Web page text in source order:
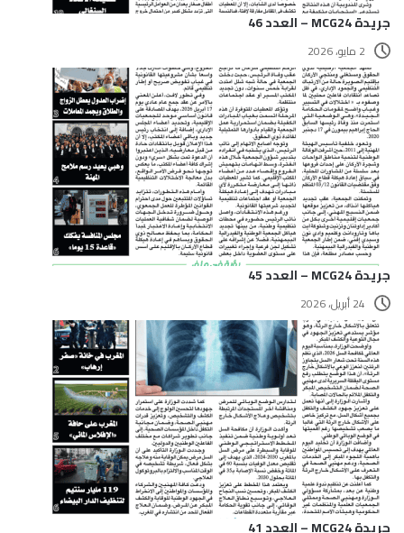
جريدة MCG24 – العدد 46
2 مايو، 2026
جريدة MCG24 – العدد 45
24 أبريل، 2026
جريدة MCG24 – العدد 41